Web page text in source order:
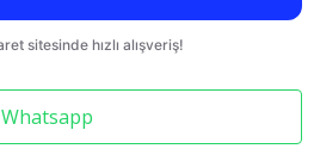
Whatsapp